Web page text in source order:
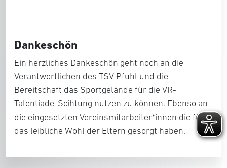
Dankeschön
Ein herzliches Dankeschön geht noch an die
Verantwortlichen des TSV Pfuhl und die
Bereitschaft das Sportgelände für die VR-
Talentiade-Scihtung nutzen zu können. Ebenso an
die eingesetzten Vereinsmitarbeiter*innen die für
das leibliche Wohl der Eltern gesorgt haben.